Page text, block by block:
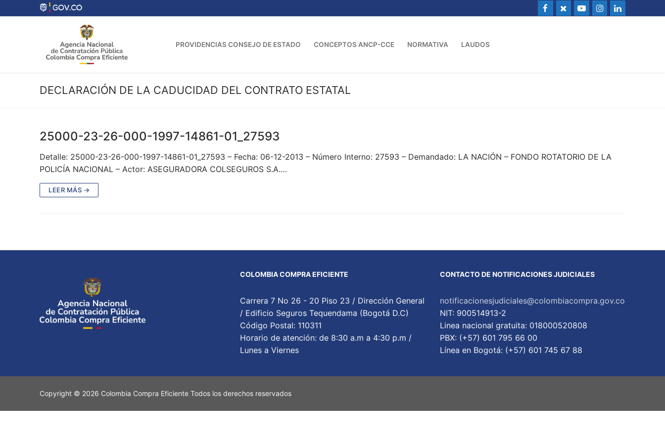
al
PROVIDENCIAS CONSEJO DE ESTADO CONCEPTOS ANCP-CCE NORMATIVA LAUDOS
DECLARACIÓN DE LA CADUCIDAD DEL CONTRATO ESTATAL
25000-23-26-000-1997-14861-01_27593
Detalle: 25000-23-26-000-1997-14861-01_27593 – Fecha: 06-12-2013 – Número Interno: 27593 – Demandado: LA NACIÓN – FONDO ROTATORIO DE LA
POLICÍA NACIONAL – Actor: ASEGURADORA COLSEGUROS S.A.…
LEER MÁS →
COLOMBIA COMPRA EFICIENTE
Carrera 7 No 26 - 20 Piso 23 / Dirección General
/ Edificio Seguros Tequendama (Bogotá D.C)
Código Postal: 110311
Horario de atención: de 8:30 a.m a 4:30 p.m /
Lunes a Viernes
CONTACTO DE NOTIFICACIONES JUDICIALES
notificacionesjudiciales@colombiacompra.gov.co
NIT: 900514913-2
Linea nacional gratuita: 018000520808
PBX: (+57) 601 795 66 00
Lí­nea en Bogotá: (+57) 601 745 67 88
Copyright © 2026 Colombia Compra Eficiente Todos los derechos reservados